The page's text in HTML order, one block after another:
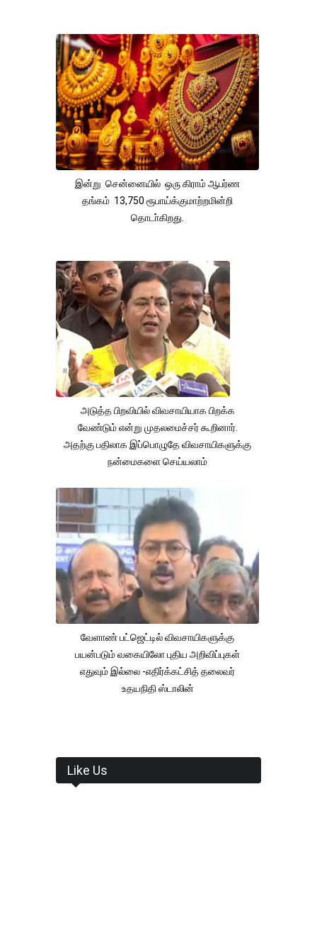
இன்று சென்னையில் ஒரு கிராம் ஆபர்ண
தங்கம் 13,750 ரூபாய்க்குமாற்றமின்றி
தொடா்கிறது.
அடுத்த பிறவியில் விவசாயியாக பிறக்க
வேண்டும் என்று முதலமைச்சர் கூறினார்.
அதற்கு பதிலாக இப்பொழுதே விவசாயிகளுக்கு
நன்மைகளை செய்யலாம்
வேளாண் பட்ஜெட்டில் விவசாயிகளுக்கு
பயன்படும் வகையிலோ புதிய அறிவிப்புகள்
எதுவும் இல்லை -எதிர்க்கட்சித் தலைவர்
உதயநிதி ஸ்டாலின்
Like Us